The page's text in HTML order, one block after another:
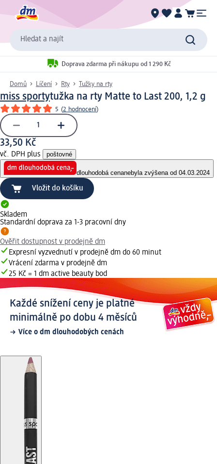
Hledat a najít
Doprava zdarma při nákupu od 1 290 Kč
Domů Líčení Rty Tužky na rty
miss sportytužka na rty Matte to Last 200, 1,2 g
5 (2 hodnocení)
33,50 Kč
vč. DPH plus poštovné
dlouhodobá cenanebyla zvýšena od 04.03.2024
Vložit do košíku
Skladem
Standardní doprava za 1-3 pracovní dny
Ověřit dostupnost v prodejně dm
Expresní vyzvednutí v prodejně dm do 60 minut
Vrácení zdarma v prodejně dm
25 Kč = 1 dm active beauty bod
Každé snížení ceny je platné
minimálně po dobu 4 měsíců
Více o dm dlouhodobých cenách